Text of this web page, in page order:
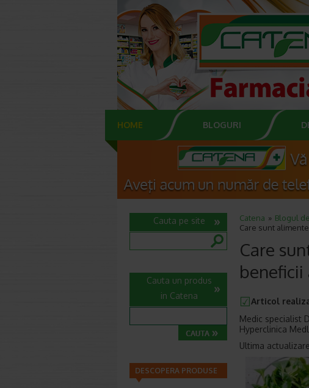
HOME BLOGURI
Catena Blogul
Care sunt
Care
beneficii
Articol
Medic specialist
Hyperclinica
Ultima
Cauta pe site
Cauta un produs
in Catena
DESCOPERA PRODUSE